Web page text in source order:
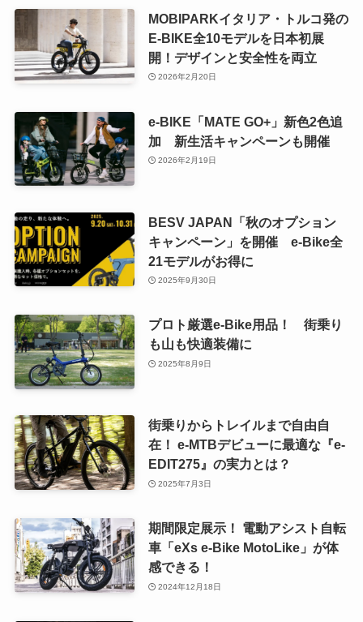
MOBIPARKイタリア・トルコ発の
E-BIKE全10モデルを日本初展
開！デザインと安全性を両立
2026年2月20日
e-BIKE「MATE GO+」新色2色追
加 新生活キャンペーンも開催
2026年2月19日
BESV JAPAN「秋のオプション
キャンペーン」を開催 e-Bike全
21モデルがお得に
2025年9月30日
プロト厳選e-Bike用品！ 街乗り
も山も快適装備に
2025年8月9日
街乗りからトレイルまで自由自
在！ e-MTBデビューに最適な『e-
EDIT275』の実力とは？
2025年7月3日
期間限定展示！ 電動アシスト自転
車「eXs e-Bike MotoLike」が体
感できる！
2024年12月18日